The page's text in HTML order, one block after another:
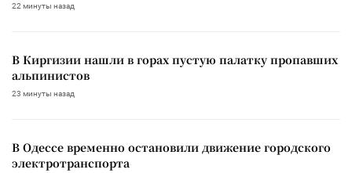
22 минуты назад
В Киргизии нашли в горах пустую палатку пропавших
альпинистов
23 минуты назад
В Одессе временно остановили движение городского
электротранспорта